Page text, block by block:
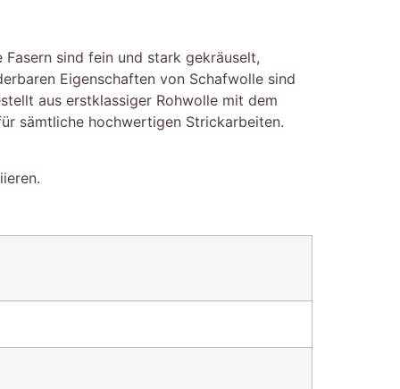
sind fein und stark gekräuselt,
Eigenschaften von Schafwolle sind
aus erstklassiger Rohwolle mit dem
sämtliche hochwertigen Strickarbeiten.